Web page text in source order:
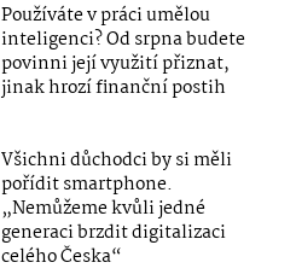
Používáte v práci umělou
inteligenci? Od srpna budete
povinni její využití přiznat,
jinak hrozí finanční postih
Všichni důchodci by si měli
pořídit smartphone.
„Nemůžeme kvůli jedné
generaci brzdit digitalizaci
celého Česka“